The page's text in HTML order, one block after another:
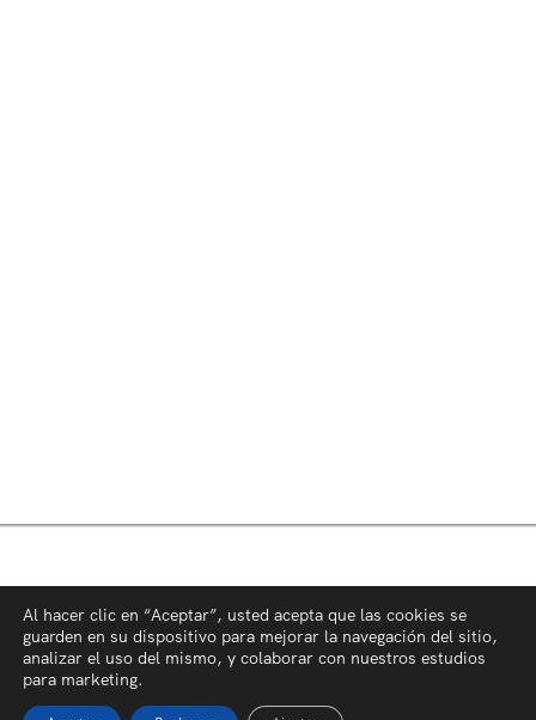
Al hacer clic en “Aceptar”, usted acepta que las cookies se
guarden en su dispositivo para mejorar la navegación del sitio,
analizar el uso del mismo, y colaborar con nuestros estudios
para marketing.